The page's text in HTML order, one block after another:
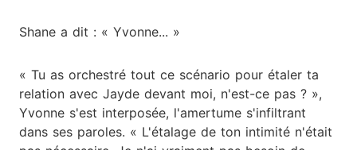
Shane a dit : « Yvonne... »
« Tu as orchestré tout ce scénario pour étaler ta
relation avec Jayde devant moi, n'est-ce pas ? »,
Yvonne s'est interposée, l'amertume s'infiltrant
dans ses paroles. « L'étalage de ton intimité n'était